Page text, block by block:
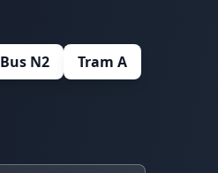
Bus N2
Tram A